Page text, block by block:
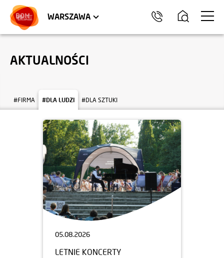
WARSZAWA
HEL
AKTUALNOŚCI
#FIRMA #DLA LUDZI #DLA SZTUKI
05.08.2026
LETNIE KONCERTY